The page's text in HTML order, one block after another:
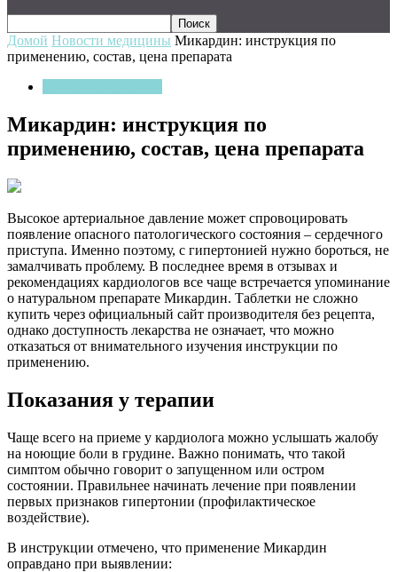
Домой Новости медицины Микардин: инструкция по
применению, состав, цена препарата
Микардин: инструкция по
применению, состав, цена препарата
Высокое артериальное давление может спровоцировать
появление опасного патологического состояния – сердечного
приступа. Именно поэтому, с гипертонией нужно бороться, не
замалчивать проблему. В последнее время в отзывах и
рекомендациях кардиологов все чаще встречается упоминание
о натуральном препарате Микардин. Таблетки не сложно
купить через официальный сайт производителя без рецепта,
однако доступность лекарства не означает, что можно
отказаться от внимательного изучения инструкции по
применению.
Показания у терапии
Чаще всего на приеме у кардиолога можно услышать жалобу
на ноющие боли в грудине. Важно понимать, что такой
симптом обычно говорит о запущенном или остром
состоянии. Правильнее начинать лечение при появлении
первых признаков гипертонии (профилактическое
воздействие).
В инструкции отмечено, что применение Микардин
оправдано при выявлении: